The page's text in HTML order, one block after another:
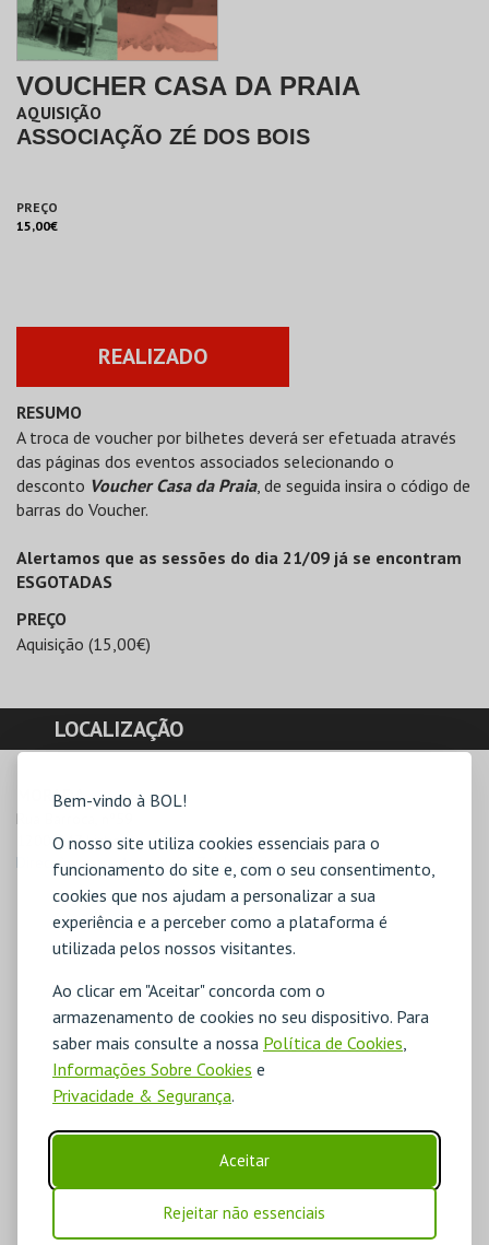
Bem-vindo à BOL!
O nosso site utiliza cookies essenciais para o
funcionamento do site e, com o seu consentimento,
cookies que nos ajudam a personalizar a sua
experiência e a perceber como a plataforma é
utilizada pelos nossos visitantes.
Ao clicar em "Aceitar" concorda com o
armazenamento de cookies no seu dispositivo. Para
saber mais consulte a nossa Política de Cookies
Informações Sobre Cookies e
Privacidade & Segurança.
Aceitar
Rejeitar não essenciais
VOUCHER CASA DA PRAIA
AQUISIÇÃO
ASSOCIAÇÃO ZÉ DOS BOIS
PREÇO
15,00€
REALIZADO
RESUMO
A troca de voucher por bilhetes deverá ser efetuada através
das páginas dos eventos associados selecionando o
desconto Voucher Casa da Praia, de seguida insira o código de
barras do Voucher.
Alertamos que as sessões do dia 21/09 já se encontram
ESGOTADAS
PREÇO
Aquisição (15,00€)
LOCALIZAÇÃO
MORADA
Rua Barroca, nº59
1200-047 Lisboa
Direcções para Associação Zé dos Bois